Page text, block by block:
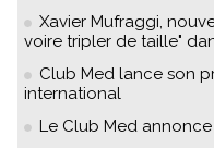
Xavier Mufraggi,
voire tripler de taille"
Club Med lance son
international
Le Club Med annonce